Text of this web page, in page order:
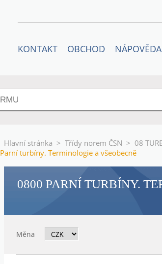
KONTAKT OBCHOD NÁPOVĚDA
Hlavní stránka > Třídy norem ČSN > 08
Parní turbíny. Terminologie a všeobecně
0800 PARNÍ TURBÍNY.
Měna